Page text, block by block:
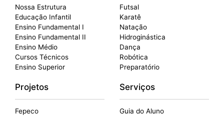
Nossa Estrutura
Educação Infantil
Ensino Fundamental I
Ensino Fundamental II
Ensino Médio
Cursos Técnicos
Ensino Superior
Futsal
Karatê
Natação
Hidroginástica
Dança
Robótica
Preparatório
Projetos
Fepeco
Serviços
Guia do Aluno